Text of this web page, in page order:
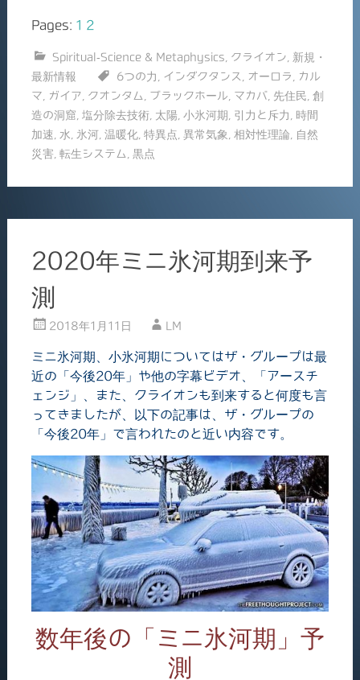
e
b
o
o
k
Pages: 1 2
Spiritual-Science & Metaphysics クライオン
新規・
最新情報
6つの力 インダクタンス オーロラ
カル
マ
ガイア クオンタム ブラックホール マカバ, 先住民 創
造の洞窟 塩分除去技術, 太陽 小氷河期 引力と斥力
時間
加速
水 氷河, 温暖化 特異点 異常気象 相対性理論
自然
災害 転生システム 黒点
2020年ミニ氷河期到来予
測
2018年1月11日 LM
ミニ氷河期、小氷河期についてはザ・グループは最
近の「今後20年」や他の字幕ビデオ、「アースチ
ェンジ」、また、クライオンも到来すると何度も言
ってきましたが、以下の記事は、ザ・グループの
「今後20年」で言われたのと近い内容です。
数年後の「ミニ氷河期」予
測